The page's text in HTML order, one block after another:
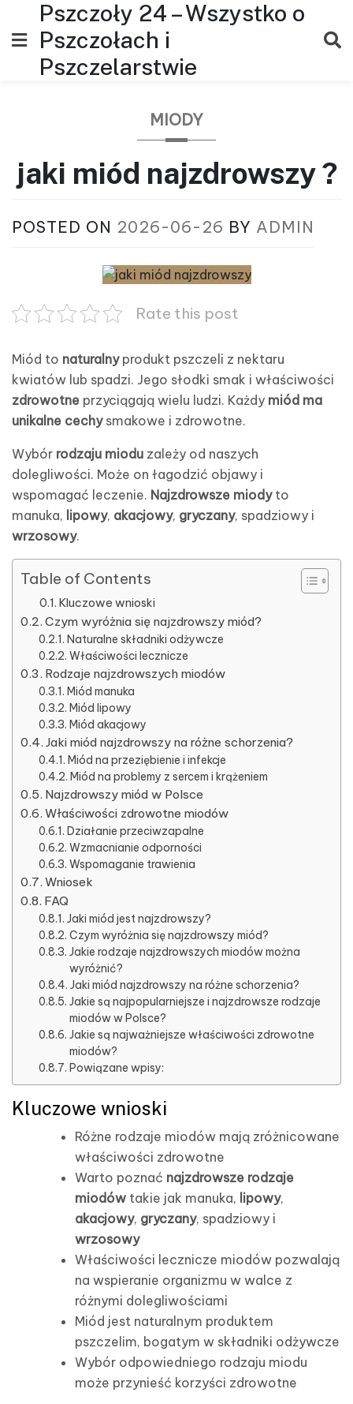
content
Pszczoły 24 – Wszystko o
Pszczołach i
Pszczelarstwie
MIODY
jaki miód najzdrowszy ?
POSTED ON 2026-06-26 BY ADMIN
Rate this post
Miód to naturalnyprodukt pszczeli z nektaru
kwiatów lub spadzi. Jego słodki smak i właściwości
zdrowotne przyciągają wielu ludzi. Każdy miód ma
unikalne cechysmakowe i zdrowotne.
Wybór rodzaju miodu zależy od naszych
dolegliwości. Może on łagodzić objawy i
wspomagać leczenie. Najzdrowsze miodyto
manuka, lipowy, akacjowy, gryczany, spadziowy i
wrzosowy.
Table of Contents
Kluczowe wnioski
Czym wyróżnia się najzdrowszy miód?
Naturalne składniki odżywcze
Właściwości lecznicze
Rodzaje najzdrowszych miodów
Miód manuka
Miód lipowy
Miód akacjowy
Jaki miód najzdrowszy na różne schorzenia?
Miód na przeziębienie i infekcje
Miód na problemy z sercem i krążeniem
Najzdrowszy miód w Polsce
Właściwości zdrowotne miodów
Działanie przeciwzapalne
Wzmacnianie odporności
Wspomaganie trawienia
Wniosek
FAQ
Jaki miód jest najzdrowszy?
Czym wyróżnia się najzdrowszy miód?
Jakie rodzaje najzdrowszych miodów można
wyróżnić?
Jaki miód najzdrowszy na różne schorzenia?
Jakie są najpopularniejsze i najzdrowsze rodzaje
miodów w Polsce?
Jakie są najważniejsze właściwości zdrowotne
miodów?
Powiązane wpisy:
Kluczowe wnioski
Różne rodzaje miodów mają zróżnicowane
właściwości zdrowotne
Warto poznać najzdrowsze rodzaje
miodów takie jak manuka, lipowy,
akacjowy, gryczany, spadziowy i
wrzosowy
Właściwości lecznicze miodów pozwalają
na wspieranie organizmu w walce z
różnymi dolegliwościami
Miód jest naturalnym produktem
pszczelim, bogatym w składniki odżywcze
Wybór odpowiedniego rodzaju miodu
może przynieść korzyści zdrowotne